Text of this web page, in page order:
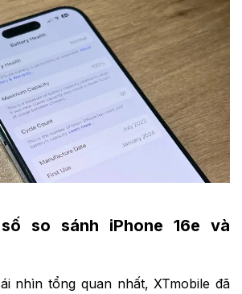
so sánh iPhone 16e và
nhìn tổng quan nhất, XTmobile đã